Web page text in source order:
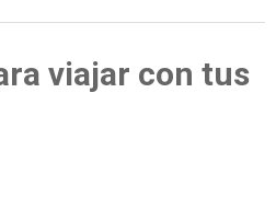
viajar con tus